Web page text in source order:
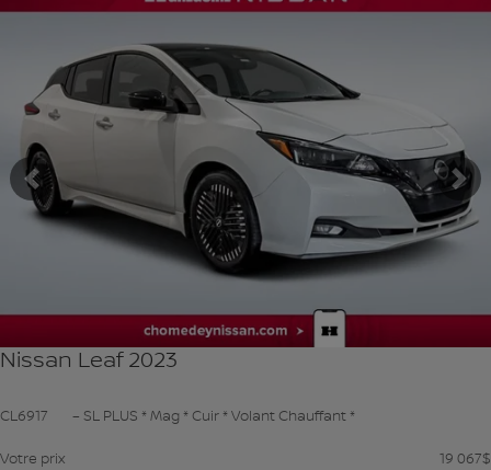
Précédent
Nissan Leaf 2023
CL6917 – SL PLUS * Mag * Cuir * Volant Chauffant *
Votre prix 19 067$